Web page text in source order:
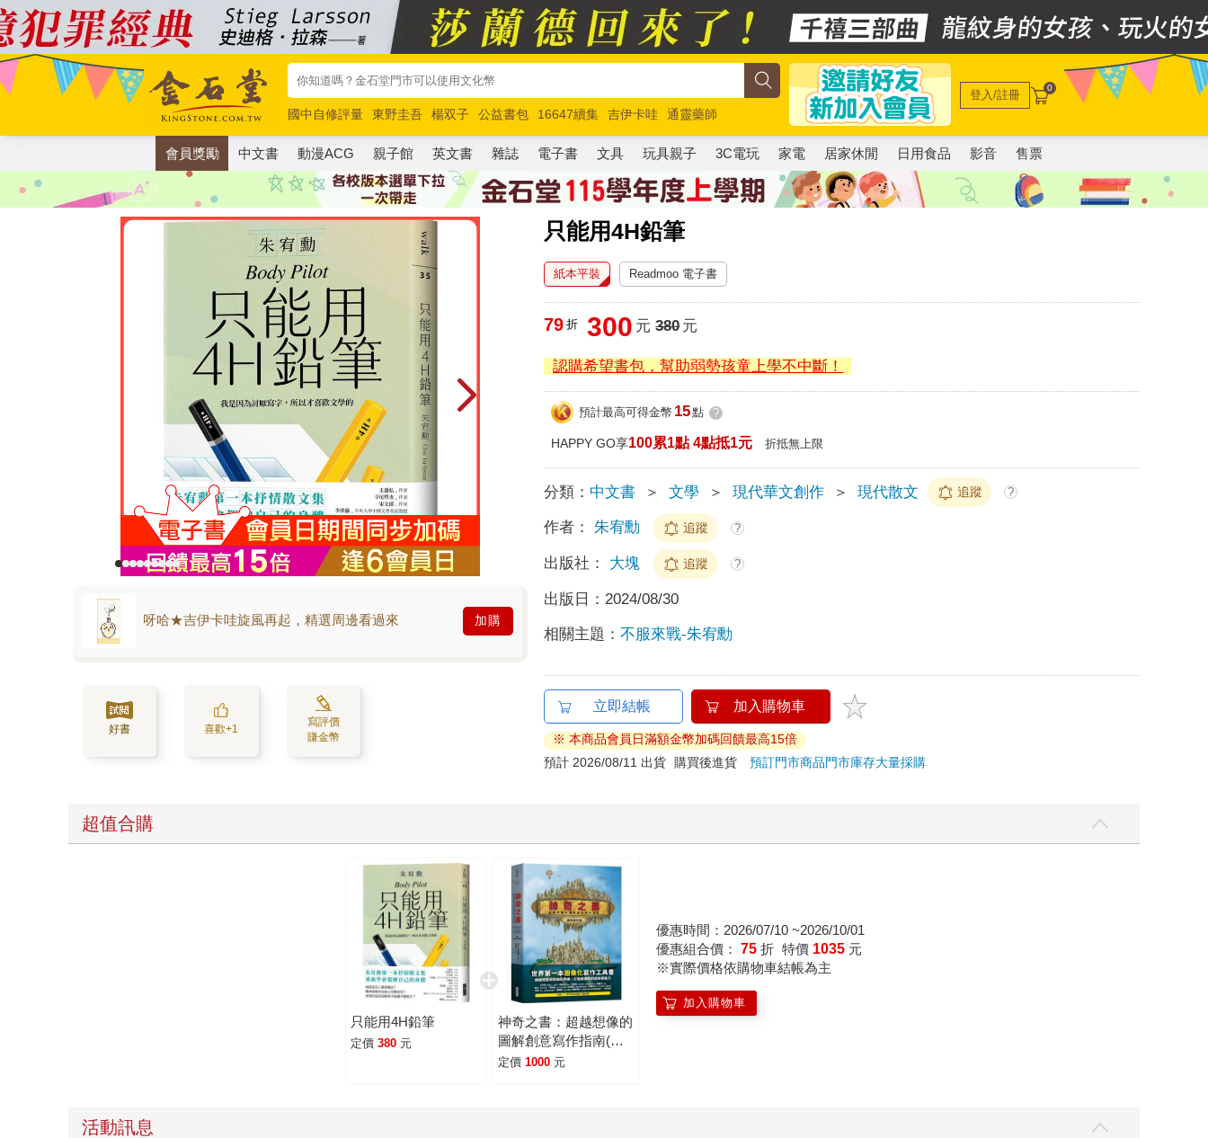
國中自修評量 東野圭吾 楊双子 公益書包 16647續集 吉伊卡哇
通靈藥師
唯紅花綻放
奧德賽 路邊攤新作 馬斯克 玩具總動員5 超慢跑
登入/註冊 0
會員獎勵 中文書 動漫ACG 親子館 英文書 雜誌 電子書 文具 玩具親子 3C電玩 家電 居家休閒 日用食品 影音 售票
只能用4H鉛筆
呀哈★吉伊卡哇旋風再起，精選周邊看過來 加購
好書 喜歡+1
寫評價
賺金幣
紙本平裝 Readmoo 電子書
79 折 300 元 380元
認購希望書包，幫助弱勢孩童上學不中斷！
預計最高可得金幣 15點 ?
HAPPY GO享100累1點 4點抵1元 折抵無上限
分類： 中文書 ＞ 文學 ＞ 現代華文創作 ＞ 現代散文 追蹤 ?
作者： 朱宥勳 追蹤 ?
出版社： 大塊 追蹤 ?
出版日： 2024/08/30
相關主題：不服來戰-朱宥勳
立即結帳 加入購物車
※ 本商品會員日滿額金幣加碼回饋最高15倍
預計 2026/08/11 出貨
購買後進貨預訂門市商品門市庫存大量採購
超值合購
只能用4H鉛筆
定價 380 元
神奇之書：超越想像的
圖解創意寫作指南(絕
世擴充版)
定價 1000 元
優惠時間：2026/07/10 ~2026/10/01
優惠組合價： 75 折 特價 1035 元
※實際價格依購物車結帳為主
加入購物車
活動訊息